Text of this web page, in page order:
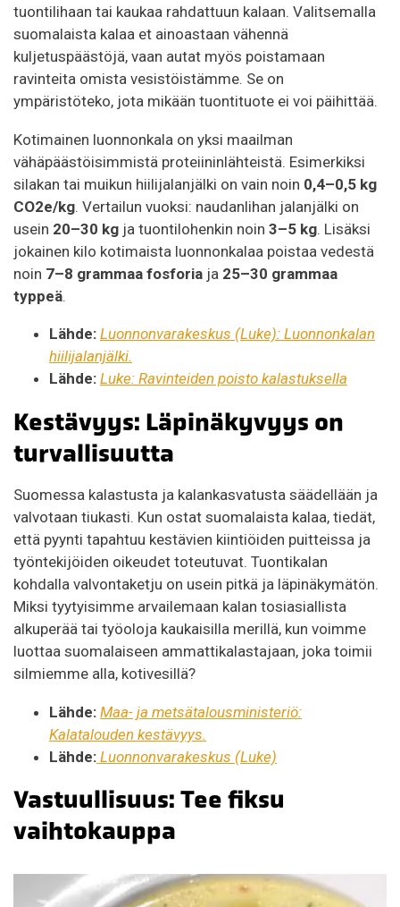
tuontilihaan tai kaukaa rahdattuun kalaan. Valitsemalla
suomalaista kalaa et ainoastaan vähennä
kuljetuspäästöjä, vaan autat myös poistamaan
ravinteita omista vesistöistämme. Se on
ympäristöteko, jota mikään tuontituote ei voi päihittää.
Kotimainen luonnonkala on yksi maailman
vähäpäästöisimmistä proteiininlähteistä. Esimerkiksi
silakan tai muikun hiilijalanjälki on vain noin 0,4–0,5 kg
CO2e/kg. Vertailun vuoksi: naudanlihan jalanjälki on
usein 20–30 kg ja tuontilohenkin noin 3–5 kg. Lisäksi
jokainen kilo kotimaista luonnonkalaa poistaa vedestä
noin 7–8 grammaa fosforia ja 25–30 grammaa
typpeä.
Lähde: Luonnonvarakeskus (Luke): Luonnonkalan
hiilijalanjälki.
Lähde: Luke: Ravinteiden poisto kalastuksella
Kestävyys: Läpinäkyvyys on
turvallisuutta
Suomessa kalastusta ja kalankasvatusta säädellään ja
valvotaan tiukasti. Kun ostat suomalaista kalaa, tiedät,
että pyynti tapahtuu kestävien kiintiöiden puitteissa ja
työntekijöiden oikeudet toteutuvat. Tuontikalan
kohdalla valvontaketju on usein pitkä ja läpinäkymätön.
Miksi tyytyisimme arvailemaan kalan tosiasiallista
alkuperää tai työoloja kaukaisilla merillä, kun voimme
luottaa suomalaiseen ammattikalastajaan, joka toimii
silmiemme alla, kotivesillä?
Lähde: Maa- ja metsätalousministeriö:
Kalatalouden kestävyys.
Lähde: Luonnonvarakeskus (Luke)
Vastuullisuus: Tee fiksu
vaihtokauppa